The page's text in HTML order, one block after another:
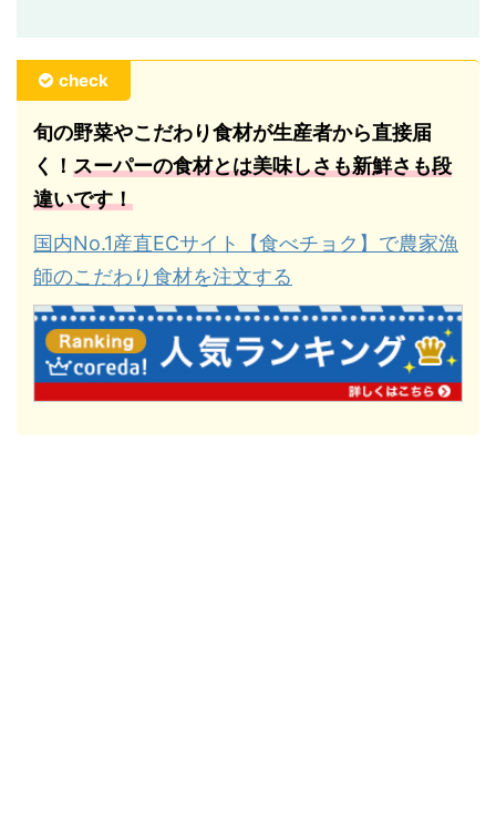
check
旬の野菜やこだわり食材が生産者から直接届
く！ スーパーの食材とは美味しさも新鮮さも段
違いです！
国内No.1産直ECサイト【食べチョク】で農家漁
師のこだわり食材を注文する